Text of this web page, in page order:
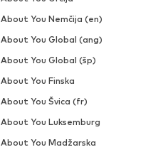
About You Nemčija (en)
About You Global (ang)
About You Global (šp)
About You Finska
About You Švica (fr)
About You Luksemburg
About You Madžarska